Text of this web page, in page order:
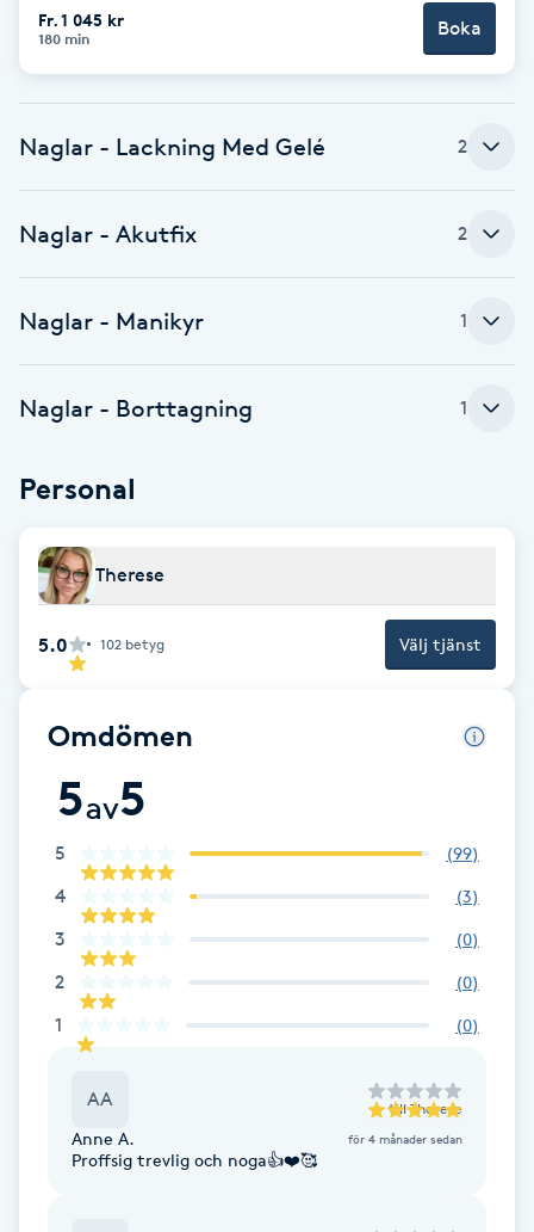
Coachning
Color correction
Cryoterapi
Dermapen
Diamantslipning
Enzympeeling
Extensions
Eyeliner-tatuering
Face framing
Faceliftmassage
Fet hårbotten
Fettreducering
Fibromassage
Fr. 1 045 kr
180 min Boka
Naglar - Lackning Med Gelé 2
Naglar - Akutfix 2
Naglar - Manikyr 1
Naglar - Borttagning 1
Personal
Therese
5.0 102 betyg Välj tjänst
Omdömen
5av5
5 (99)
4 (3)
3 (0)
2 (0)
1 (0)
AA till Therese
Anne A. för 4 månader sedan
Proffsig trevlig och noga👍❤️🥰